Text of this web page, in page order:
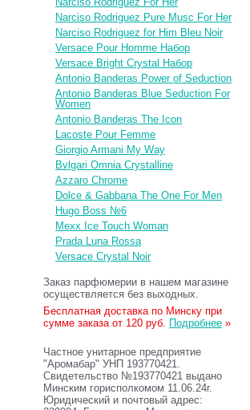
Narciso Rodriguez Pure Musc For Her
Narciso Rodriguez for Him Bleu Noir
Versace Pour Homme Набор
Versace Bright Crystal Набор
Antonio Banderas Power of Seduction
Antonio Banderas Blue Seduction For
Women
Antonio Banderas The Icon
Lacoste Pour Femme
Giorgio Armani My Way
Bvlgari Omnia Crystalline
Azzaro Chrome
Dolce & Gabbana The One For Men
Hugo Boss №6
Mexx Ice Touch Woman
Prada Luna Rossa
Versace Crystal Noir
Заказ парфюмерии в нашем магазине
осуществляется без выходных.
Бесплатная доставка по Минску при
сумме заказа от 120 руб. Подробнее »
Частное унитарное предприятие
"Аромабар" УНП 193770421.
Свидетельство №193770421 выдано
Минским горисполкомом 11.06.24г.
Юридический и почтовый адрес: